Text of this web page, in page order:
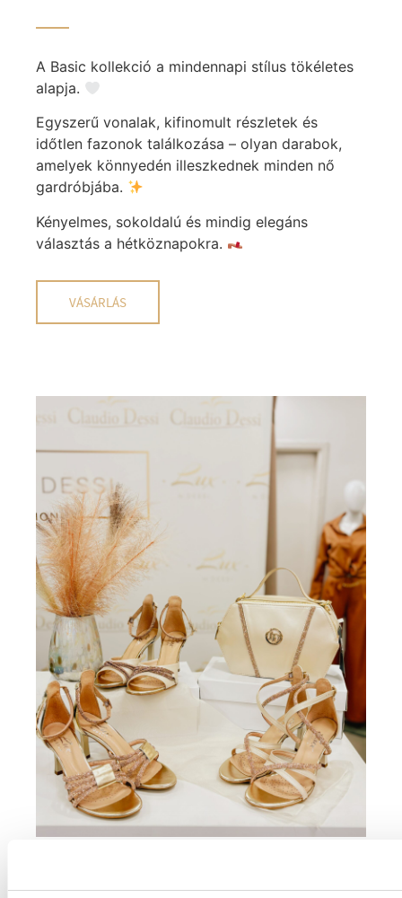
A Basic kollekció a mindennapi stílus tökéletes
alapja.
Egyszerű vonalak, kifinomult részletek és
időtlen fazonok találkozása – olyan darabok,
amelyek könnyedén illeszkednek minden nő
gardróbjába.
Kényelmes, sokoldalú és mindig elegáns
választás a hétköznapokra.
VÁSÁRLÁS
Alkalmi